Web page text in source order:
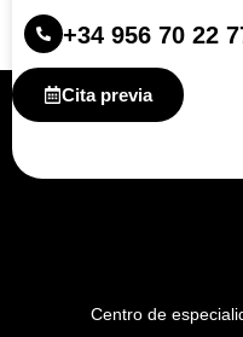
+34 956 70 22
Cita previa
Centro de